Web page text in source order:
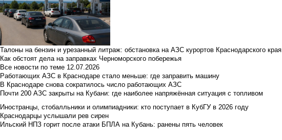
Талоны на бензин и урезанный литраж: обстановка на АЗС курортов Краснодарского края
Как обстоят дела на заправках Черноморского побережья
Все новости по теме 12.07.2026
Работающих АЗС в Краснодаре стало меньше: где заправить машину
В Краснодаре снова сократилось число работающих АЗС
Почти 200 АЗС закрыты на Кубани: где наиболее напряжённая ситуация с топливом
Иностранцы, стобалльники и олимпиадники: кто поступает в КубГУ в 2026 году
Краснодарцы услышали рев сирен
Ильский НПЗ горит после атаки БПЛА на Кубань: ранены пять человек